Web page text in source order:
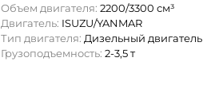
Объем двигателя: 2200/3300 см³
Двигатель: ISUZU/YANMAR
Тип двигателя: Дизельный двигатель
Грузоподъемность: 2-3,5 т